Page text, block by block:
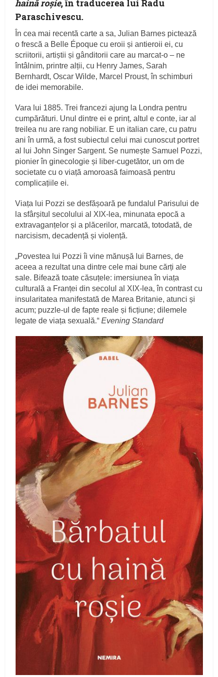
haină roșie, în traducerea lui Radu
Paraschivescu.
În cea mai recentă carte a sa, Julian Barnes pictează
o frescă a Belle Époque cu eroii și antieroii ei, cu
scriitorii, artiștii și gânditorii care au marcat-o – ne
întâlnim, printre alții, cu Henry James, Sarah
Bernhardt, Oscar Wilde, Marcel Proust, în schimburi
de idei memorabile.
Vara lui 1885. Trei francezi ajung la Londra pentru
cumpărături. Unul dintre ei e prinț, altul e conte, iar al
treilea nu are rang nobiliar. E un italian care, cu patru
ani în urmă, a fost subiectul celui mai cunoscut portret
al lui John Singer Sargent. Se numește Samuel Pozzi,
pionier în ginecologie și liber-cugetător, un om de
societate cu o viață amoroasă faimoasă pentru
complicațiile ei.
Viața lui Pozzi se desfășoară pe fundalul Parisului de
la sfârșitul secolului al XIX-lea, minunata epocă a
extravaganțelor și a plăcerilor, marcată, totodată, de
narcisism, decadență și violență.
„Povestea lui Pozzi îi vine mănușă lui Barnes, de
aceea a rezultat una dintre cele mai bune cărți ale
sale. Bifează toate căsuțele: imersiunea în viața
culturală a Franței din secolul al XIX-lea, în contrast cu
insularitatea manifestată de Marea Britanie, atunci și
acum; puzzle-ul de fapte reale și ficțiune; dilemele
legate de viața sexuală.“Evening Standard